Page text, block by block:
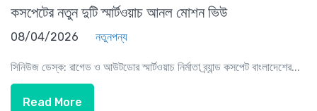
কসপেটের নতুন দুটি স্মার্টওয়াচ আনল মোশন ভিউ
08/04/2026 নতুনপন্য
সিনিউজ ডেস্ক: রাগেড ও আউটডোর স্মার্টওয়াচ নির্মাতা ব্র্যান্ড কসপেট বাংলাদেশের...
Read More